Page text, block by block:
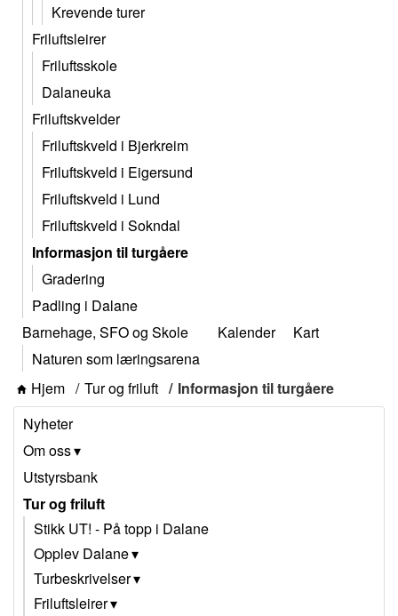
Krevende turer
Friluftsleirer
Friluftsskole
Dalaneuka
Friluftskvelder
Friluftskveld i Bjerkreim
Friluftskveld i Eigersund
Friluftskveld i Lund
Friluftskveld i Sokndal
Informasjon til turgåere
Gradering
Padling i Dalane
Barnehage, SFO og Skole
Naturen som læringsarena
Kalender Kart
Hjem Tur og friluft
Informasjon til turgåere
Nyheter
Om oss
Utstyrsbank
Tur og friluft
Stikk UT! - På topp i Dalane
Opplev Dalane
Turbeskrivelser
Friluftsleirer